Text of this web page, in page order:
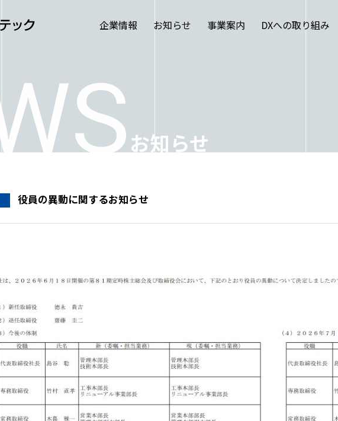
企業情報 お知らせ 事業案内 DXへの取り組み
TOP
事業案内
実績紹介
その他の取り組み
会社概要
役員紹介
組織図
事業所所在地
お知らせ
役員の異動に関するお知らせ